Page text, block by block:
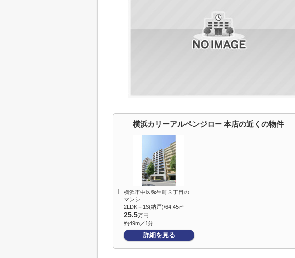
横浜カリーアルペンジロー 本店の近くの物件
横浜市中区弥生町３丁目の
マンシ…
2LDK＋1S(納戸)/64.45㎡
25.5万円
約49m／1分
詳細を見る